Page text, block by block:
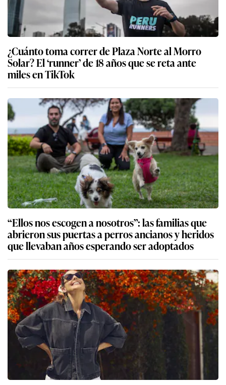
¿Cuánto toma correr de Plaza Norte al Morro
Solar? El ‘runner’ de 18 años que se reta ante
miles en TikTok
“Ellos nos escogen a nosotros”: las familias que
abrieron sus puertas a perros ancianos y heridos
que llevaban años esperando ser adoptados